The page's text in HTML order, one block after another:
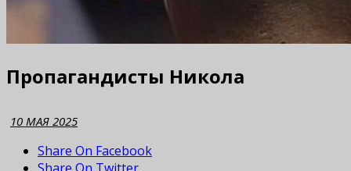
Пропагандисты Никола
10 МАЯ 2025
Share On Facebook